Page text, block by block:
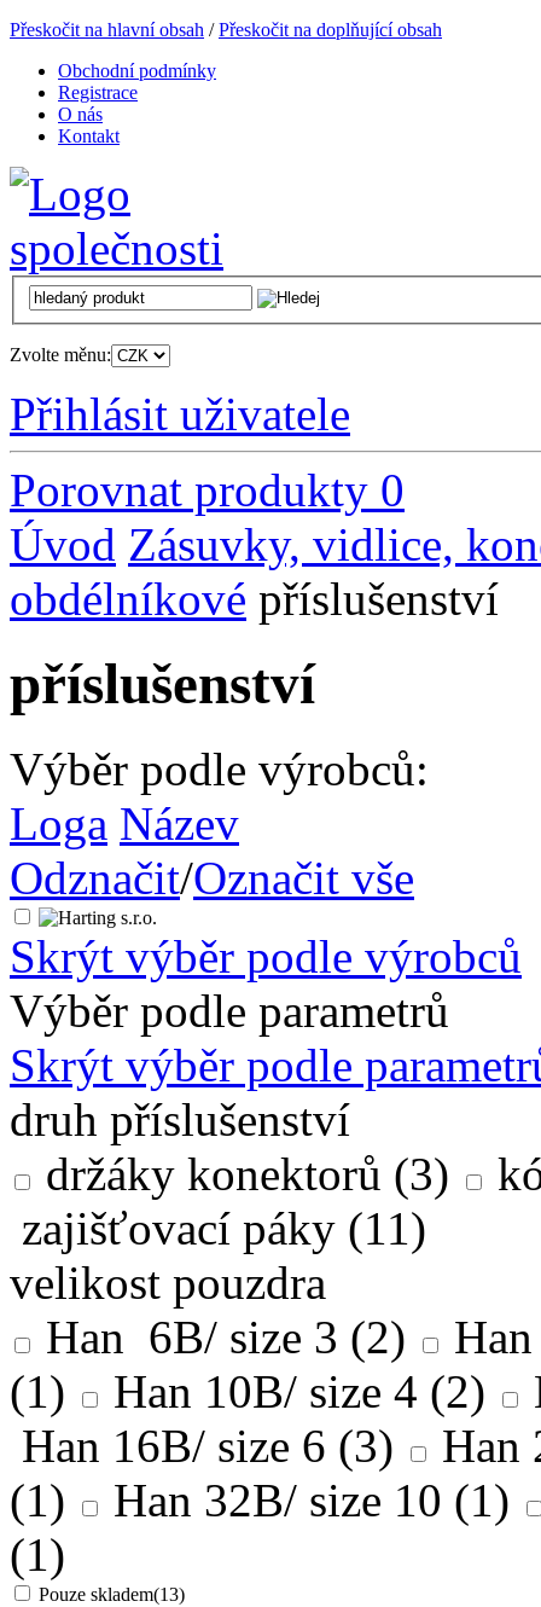
Přeskočit na hlavní obsah /Přeskočit na doplňující obsah
Obchodní podmínky
Registrace
O nás
Kontakt
Zvolte měnu:
Přihlásit uživatele
Porovnat produkty 0
Úvod Zásuvky, vidlice,
obdélníkové příslušenství
příslušenství
Výběr podle výrobců:
Loga Název
Odznačit/Označit vše
Skrýt výběr podle výrobců
Výběr podle parametrů
Skrýt výběr podle
druh příslušenství
držáky konektorů (3)
zajišťovací páky (11)
velikost pouzdra
Han 6B/ size 3 (2)
(1)
Han 10B/ size 4 (2)
Han 16B/ size 6 (3)
Han
(1)
Han 32B/ size 10 (1)
(1)
Pouze skladem(13)